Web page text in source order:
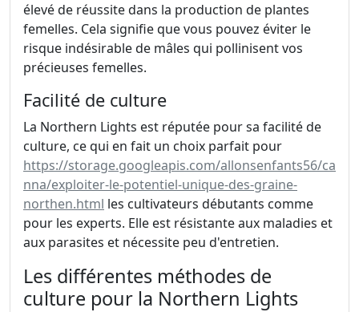
élevé de réussite dans la production de plantes
femelles. Cela signifie que vous pouvez éviter le
risque indésirable de mâles qui pollinisent vos
précieuses femelles.
Facilité de culture
La Northern Lights est réputée pour sa facilité de
culture, ce qui en fait un choix parfait pour
https://storage.googleapis.com/allonsenfants56/ca
nna/exploiter-le-potentiel-unique-des-graine-
northen.html les cultivateurs débutants comme
pour les experts. Elle est résistante aux maladies et
aux parasites et nécessite peu d'entretien.
Les différentes méthodes de
culture pour la Northern Lights